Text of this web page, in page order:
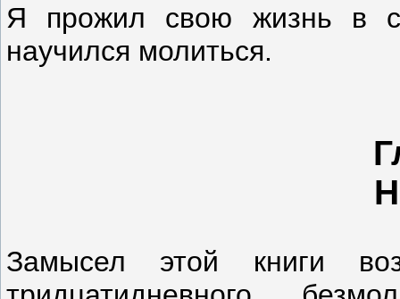
Я прожил свою жизнь в
научился молиться.
Замысел этой книги